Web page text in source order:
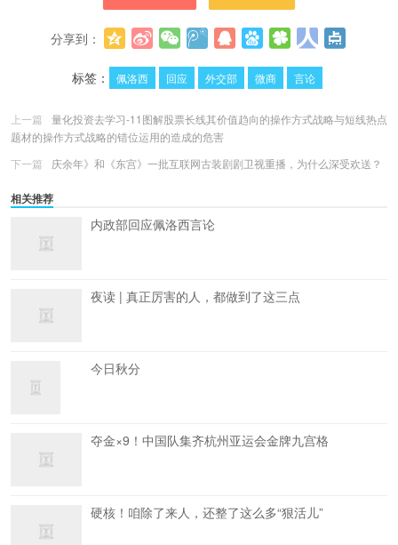
分享到：
标签：
佩洛西 回应 外交部 微商 言论
上一篇
量化投资去学习-11图解股票长线其价值趋向的操作方式战略与短线热点
题材的操作方式战略的错位运用的造成的危害
下一篇
庆余年》和《东宫》一批互联网古装剧剧卫视重播，为什么深受欢送？
相关推荐
内政部回应佩洛西言论
夜读 | 真正厉害的人，都做到了这三点
今日秋分
夺金×9！中国队集齐杭州亚运会金牌九宫格
硬核！咱除了来人，还整了这么多“狠活儿”